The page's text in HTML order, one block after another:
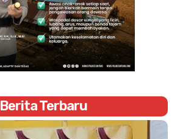
Berita Terbaru